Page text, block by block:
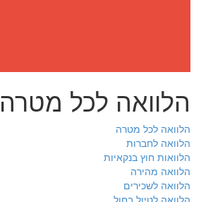
הלוואה לכל מטרה
הלוואה לכל מטרה
הלוואה לחברות
הלוואות חוץ בנקאיות
הלוואה מהירה
הלוואה לשכירים
הלוואה לטיול בחול